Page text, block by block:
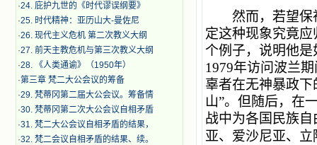
·24. 庇护九世的《时代谬误纲要》
·25. 时代精神：亚历山大-曼佐尼
·26. 现代主义危机 第二次教义大纲
·27. 前天主教危机与第三次教义大纲
·28. 《人类通谕》（1950年）
·第三章 梵二大公会议的筹备
·29. 梵蒂冈第二届大公会议。筹备情
·30. 梵蒂冈第二次大公会议自相矛盾
·31. 梵二大公会议自相矛盾的结果，
·32. 梵二会议自相矛盾的结果、续。
然而，若望保禄
定这种现象究竟
个例子，说明他
1979年访问波兰
辜者在无神暴政
山”。但随后，在
战中为各国民族
亚、爱沙尼亚、